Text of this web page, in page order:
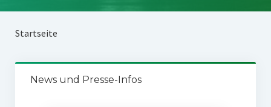
Startseite
News und Presse-Infos